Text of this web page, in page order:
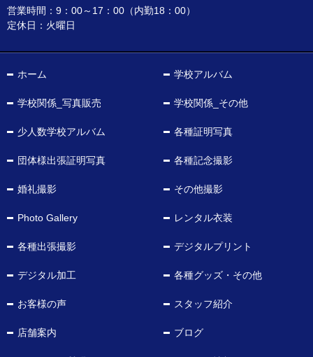
営業時間：9：00～17：00（内勤18：00）
定休日：火曜日
ホーム 学校アルバム
学校関係_写真販売 学校関係_その他
少人数学校アルバム 各種証明写真
団体様出張証明写真 各種記念撮影
婚礼撮影 その他撮影
Photo Gallery レンタル衣装
各種出張撮影 デジタルプリント
デジタル加工 各種グッズ・その他
お客様の声 スタッフ紹介
店舗案内 ブログ